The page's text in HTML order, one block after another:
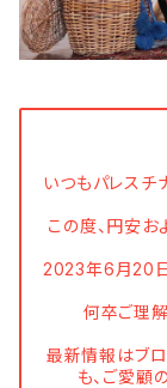
いつもパレスチ
この度、円安
2023年6月20
何卒ご理解
最新情報はブロ
も、ご愛顧